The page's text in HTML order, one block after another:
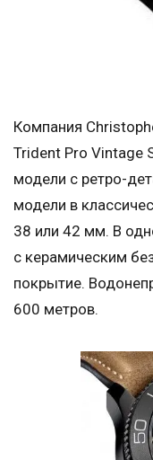
Компания
Trident Pro Vintage
модели с ретро-
модели в
38 или 42 мм. В
с керамическим
покрытие.
600 метров.